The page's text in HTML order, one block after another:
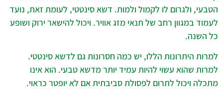
הטבעי, ולגרום לו לקמול ולמות. דשא סינטטי, לעומת זאת, נועד
לעמוד במגוון רחב של תנאי מזג אוויר. ויכול להישאר ירוק ושופע
כל השנה.
למרות היתרונות הללו, יש כמה חסרונות גם לדשא סינטטי.
למרות שהוא עשוי להיות עמיד יותר מדשא טבעי. הוא אינו
מתכלה ויכול לתרום לפסולת סביבתית אם לא יופטר כראוי.